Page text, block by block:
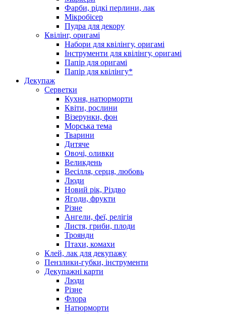
Фарби, рідкі перлини, лак
Мікробісер
Пудра для декору
Квілінг, оригамі
Набори для квілінгу, оригамі
Інструменти для квілінгу, оригамі
Папір для оригамі
Папір для квілінгу*
Декупаж
Серветки
Кухня, натюрморти
Квіти, рослини
Візерунки, фон
Морська тема
Тварини
Дитяче
Овочі, оливки
Великдень
Весілля, серця, любовь
Люди
Новий рік, Різдво
Ягоди, фрукти
Різне
Ангели, феї, релігія
Листя, гриби, плоди
Троянди
Птахи, комахи
Клей, лак для декупажу
Пензлики-губки, інструменти
Декупажні карти
Люди
Різне
Флора
Натюрморти